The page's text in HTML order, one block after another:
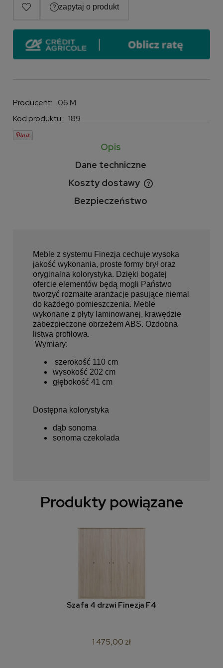
Producent:
06 M
Kod produktu:
189
Opis
Dane techniczne
Koszty dostawy
Cena nie zawiera ewentualnych kosztów płatności
Bezpieczeństwo
Meble z systemu Finezja cechuje wysoka
jakość wykonania, proste formy brył oraz
oryginalna kolorystyka. Dzięki bogatej
ofercie elementów będą mogli Państwo
tworzyć rozmaite aranżacje pasujące niemal
do każdego pomieszczenia. Meble
wykonane z płyty laminowanej, krawędzie
zabezpieczone obrzeżem ABS. Ozdobna
listwa profilowa.
Wymiary:
szerokość 110 cm
wysokość 202 cm
głębokość 41 cm
Dostępna kolorystyka
dąb sonoma
sonoma czekolada
Produkty powiązane
Szafa 4 drzwi Finezja F4
1 475,00 zł